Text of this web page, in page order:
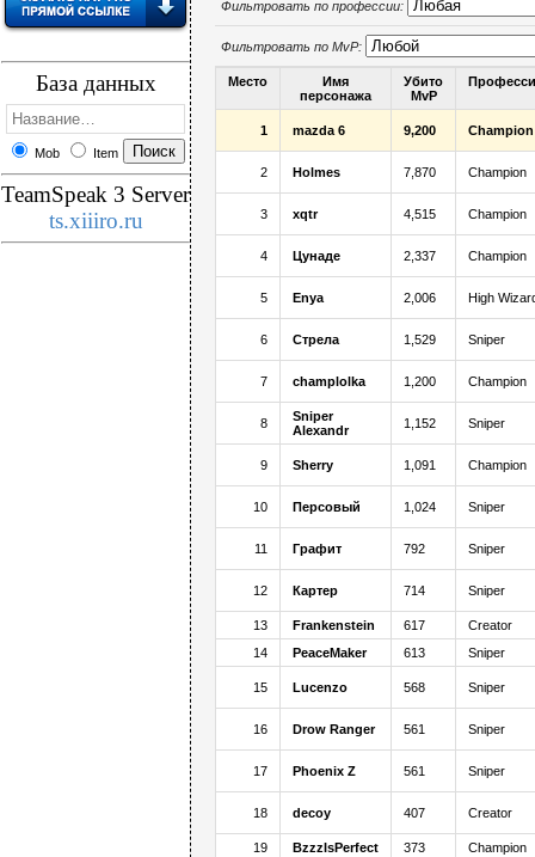
База данных
Mob Item
TeamSpeak 3 Server
ts.xiiiro.ru
Фильтровать по профессии:
Фильтровать по MvP:
Место
Имя
персонажа
Убито
MvP
1 mazda 6 9,200 Champion
2 Holmes 7,870 Champion
3 xqtr 4,515 Champion
4 Цунаде 2,337 Champion
5 Enya 2,006 High
6 Стрела 1,529 Sniper
7 champlolka 1,200 Champion
8
Sniper
Alexandr
1,152 Sniper
9 Sherry 1,091 Champion
10 Персовый 1,024 Sniper
11 Графит 792 Sniper
12 Картер 714 Sniper
13 Frankenstein 617
Creator
14
PeaceМaker 613 Sniper
15 Lucenzo 568 Sniper
16 Drow Ranger 561 Sniper
17 Phoenix Z 561 Sniper
18 decoy 407 Creator
19 BzzzIsPerfect 373 Champion